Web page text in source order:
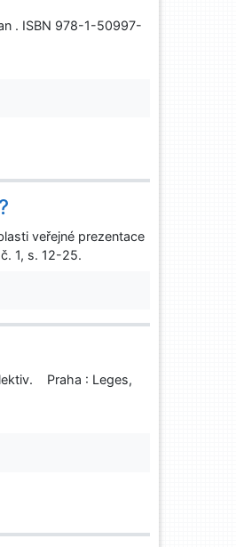
. ISBN 978-1-50997-
veřejné prezentace
1, s. 12-25.
Praha : Leges,